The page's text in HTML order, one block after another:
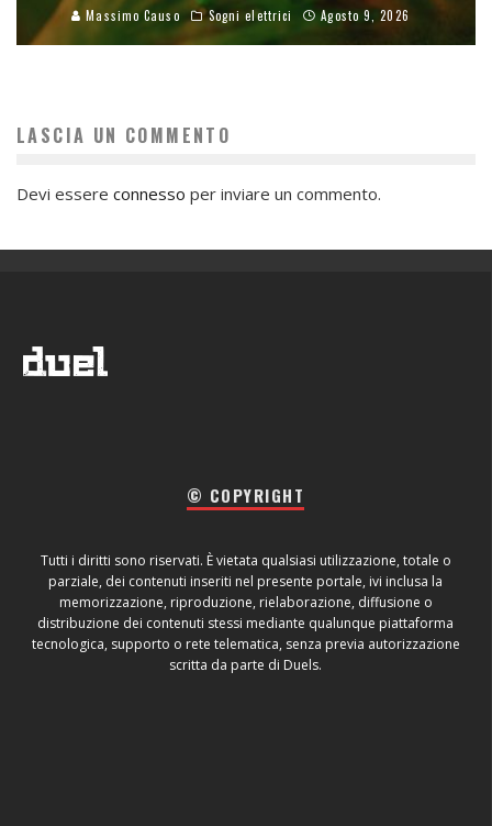
Massimo Causo Sogni elettrici Agosto 9, 2026
LASCIA UN COMMENTO
Devi essere connesso per inviare un commento.
© COPYRIGHT
Tutti i diritti sono riservati. È vietata qualsiasi utilizzazione, totale o
parziale, dei contenuti inseriti nel presente portale, ivi inclusa la
memorizzazione, riproduzione, rielaborazione, diffusione o
distribuzione dei contenuti stessi mediante qualunque piattaforma
tecnologica, supporto o rete telematica, senza previa autorizzazione
scritta da parte di Duels.